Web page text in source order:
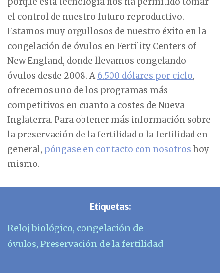
el control de nuestro futuro reproductivo.
Estamos muy orgullosos de nuestro éxito en la
congelación de óvulos en Fertility Centers of
New England, donde llevamos congelando
óvulos desde 2008. A 6.500 dólares por ciclo,
ofrecemos uno de los programas más
competitivos en cuanto a costes de Nueva
Inglaterra. Para obtener más información sobre
la preservación de la fertilidad o la fertilidad en
general, póngase en contacto con nosotros hoy
mismo.
Etiquetas:
Reloj biológico, congelación de
óvulos, Preservación de la fertilidad